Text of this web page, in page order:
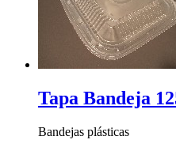
Tapa Bandeja
Bandejas plásticas